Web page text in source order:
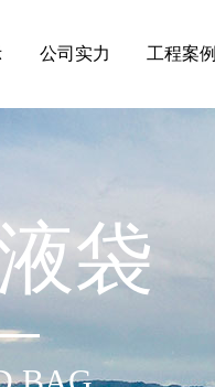
公司实力 工程案例
袋